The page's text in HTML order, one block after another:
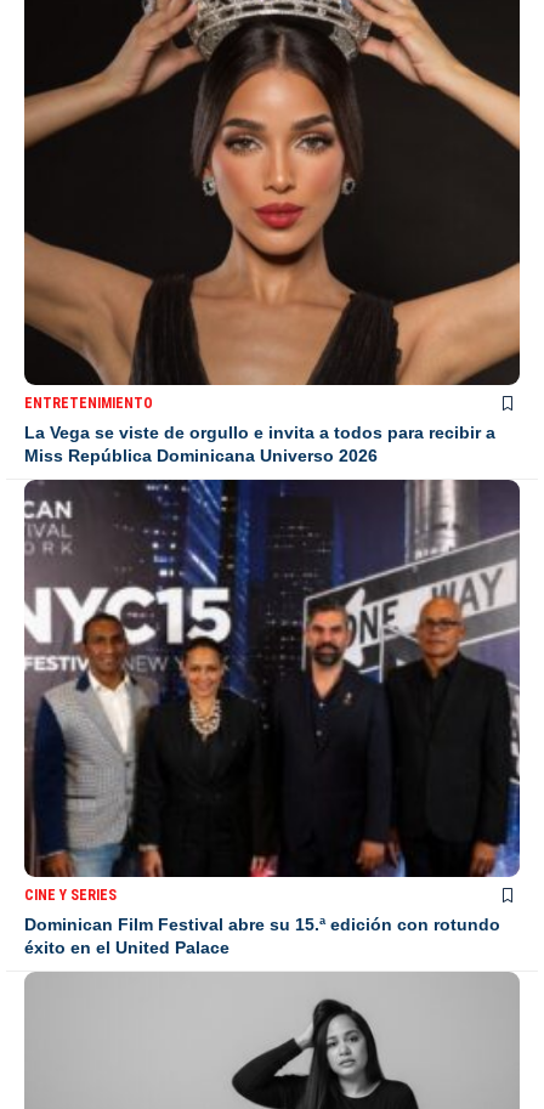
ENTRETENIMIENTO
La Vega se viste de orgullo e invita a todos para recibir a
Miss República Dominicana Universo 2026
CINE Y SERIES
Dominican Film Festival abre su 15.ª edición con rotundo
éxito en el United Palace